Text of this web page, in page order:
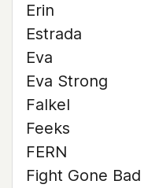
Erin
Estrada
Eva
Eva Strong
Falkel
Feeks
FERN
Fight Gone Bad